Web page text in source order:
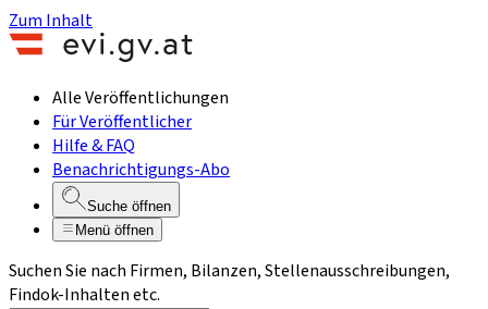
Zum Inhalt
Alle Veröffentlichungen
Für Veröffentlicher
Hilfe & FAQ
Benachrichtigungs-Abo
Suche öffnen
Menü öffnen
Suchen Sie nach Firmen, Bilanzen, Stellenausschreibungen,
Findok-Inhalten etc.